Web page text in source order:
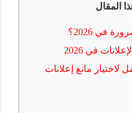
المقال
في 2026؟
في 2026
لاختيار مانع إعلانات